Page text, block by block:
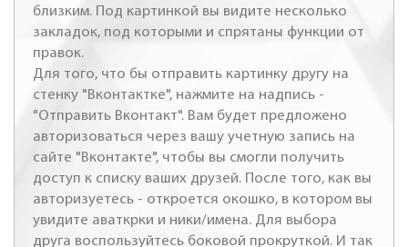
близким. Под картинкой вы видите несколько
закладок, под которыми и спрятаны функции от
правок.
Для того, что бы отправить картинку другу на
стенку "Вконтактке", нажмите на надпись -
"Отправить Вконтакт". Вам будет предложено
авторизоваться через вашу учетную запись на
сайте "Вконтакте", чтобы вы смогли получить
доступ к списку ваших друзей. После того, как вы
авторизуетесь - откроется окошко, в котором вы
увидите аваткрки и ники/имена. Для выбора
друга воспользуйтесь боковой прокруткой. И так